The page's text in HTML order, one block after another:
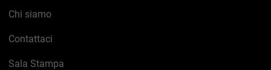
Chi siamo
Contattaci
Sala Stampa